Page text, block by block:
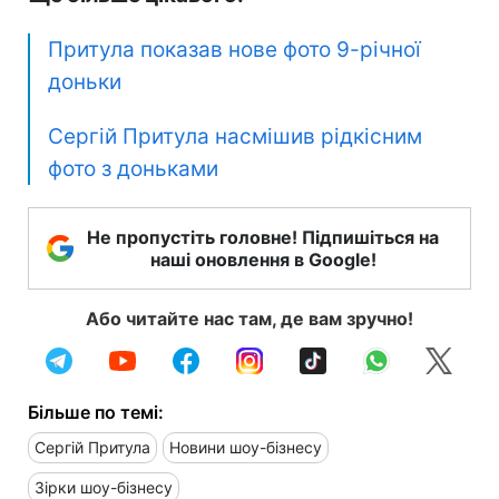
Притула показав нове фото 9-річної
доньки
Сергій Притула насмішив рідкісним
фото з доньками
Не пропустіть головне! Підпишіться на
наші оновлення в Google!
Або читайте нас там, де вам зручно!
Більше по темі:
Сергій Притула Новини шоу-бізнесу
Зірки шоу-бізнесу